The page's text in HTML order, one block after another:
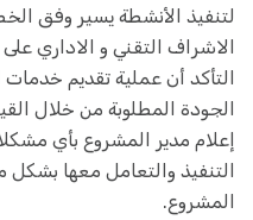
لتنفيذ الأنشطة يسير وفق
الاشراف التقني و الاداري على
التأكد أن عملية تقديم
الجودة المطلوبة من خلال
إعلام مدير المشروع بأي
التنفيذ والتعامل معها بشكل
المشروع.